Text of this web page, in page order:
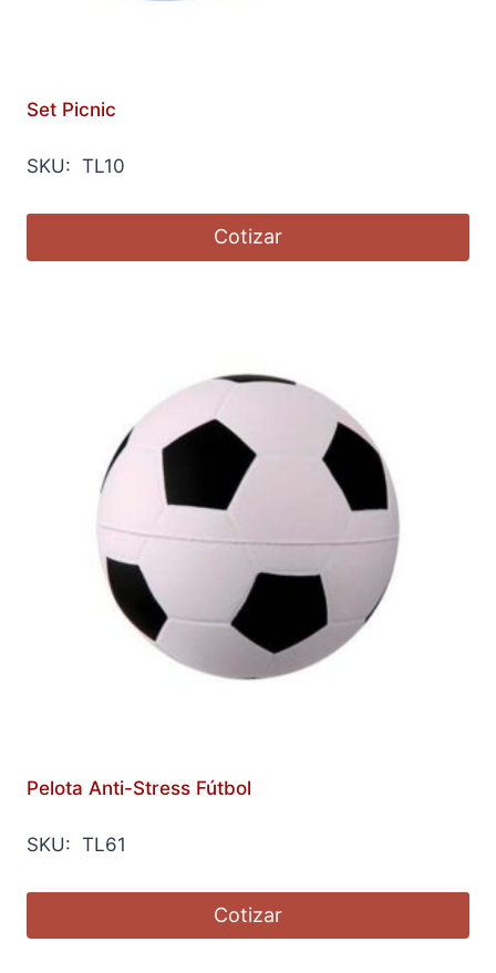
Set Picnic
SKU: TL10
Cotizar
Pelota Anti-Stress Fútbol
SKU: TL61
Cotizar